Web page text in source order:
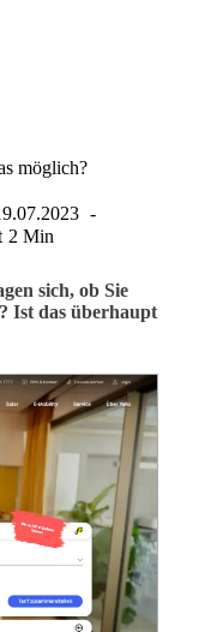
möglich?
2 Min
sich, ob Sie
Ist das überhaupt